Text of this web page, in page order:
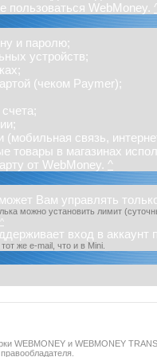
пользоваться WebMoney.
и паролю;
устройств;
(чеком Paymer);
(мобильная связь,
товары в магазинах
от WebMoney. ^
Вам управлять
можно установить лимит
^
вход в
же e-mail, что и в Mini
WEBMONEY и WEBMONEY